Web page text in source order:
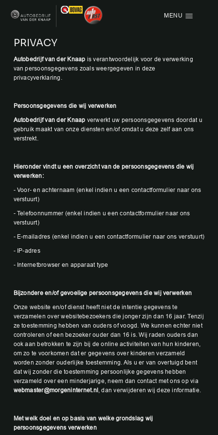
MENU
Menu items
HOME
AANBOD
OVER ONS
VACATURE
PRIVACY
Autobedrijf van der Knaap is verantwoordelijk voor de verwerking
van persoonsgegevens zoals weergegeven in deze
privacyverklaring.
Persoonsgegevens die wij verwerken
Autobedrijf van der Knaap verwerkt uw persoonsgegevens doordat u
gebruik maakt van onze diensten en/of omdat u deze zelf aan ons
verstrekt.
Hieronder vindt u een overzicht van de persoonsgegevens die wij
verwerken:
- Voor- en achternaam (enkel indien u een contactformulier naar ons
verstuurt)
- Telefoonnummer (enkel indien u een contactformulier naar ons
verstuurt)
- E-mailadres (enkel indien u een contactformulier naar ons verstuurt)
- IP-adres
- Internetbrowser en apparaat type
Bijzondere en/of gevoelige persoonsgegevens die wij verwerken
Onze website en/of dienst heeft niet de intentie gegevens te
verzamelen over websitebezoekers die jonger zijn dan 16 jaar. Tenzij
ze toestemming hebben van ouders of voogd. We kunnen echter niet
controleren of een bezoeker ouder dan 16 is. Wij raden ouders dan
ook aan betrokken te zijn bij de online activiteiten van hun kinderen,
om zo te voorkomen dat er gegevens over kinderen verzameld
worden zonder ouderlijke toestemming. Als u er van overtuigd bent
dat wij zonder die toestemming persoonlijke gegevens hebben
verzameld over een minderjarige, neem dan contact met ons op via
webmaster@morgeninternet.nl , dan verwijderen wij deze informatie.
Met welk doel en op basis van welke grondslag wij
persoonsgegevens verwerken